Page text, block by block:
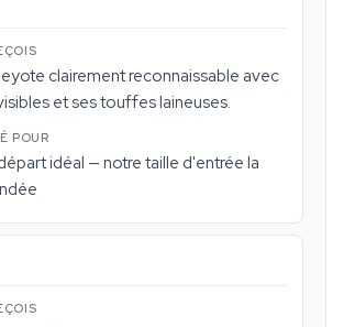
clairement reconnaissable avec
et ses touffes laineuses.
idéal — notre taille d'entrée la